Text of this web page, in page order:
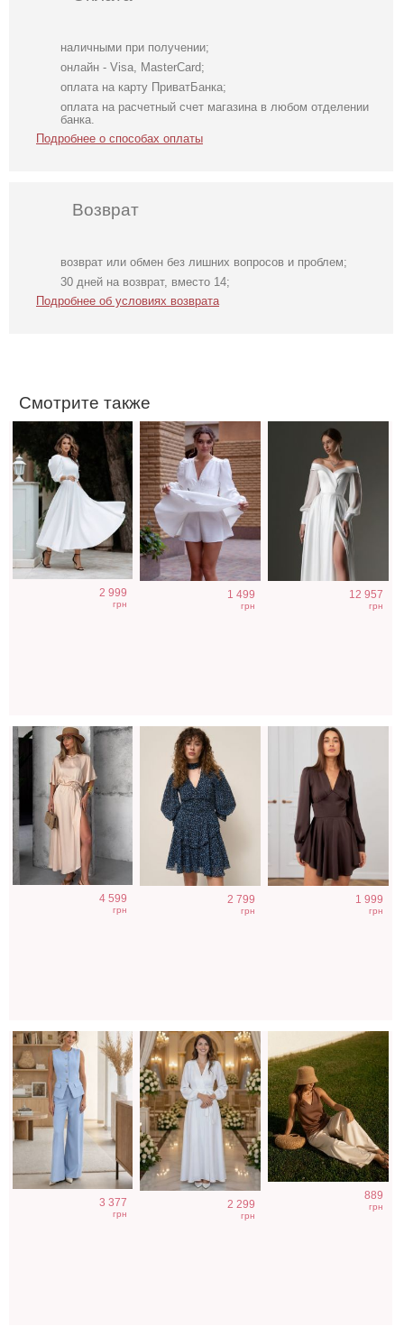
наличными при получении;
онлайн - Visa, MasterCard;
оплата на карту ПриватБанка;
оплата на расчетный счет магазина в любом отделении
банка.
Подробнее о способах оплаты
Возврат
возврат или обмен без лишних вопросов и проблем;
30 дней на возврат, вместо 14;
Подробнее об условиях возврата
Смотрите также
Нарядное
элегантное
молочное платье
2 999
грн
Коктейльное
короткое платье-
шорты белого
1 499
грн
12 957
грн
Трендовое
шелковое платье
в бежевом цвете
4 599
грн
Легкое
шифоновое
короткое платье
2 799
грн
Коктейльное
короткое платье-
1 999
грн
Нарядный
голубой костюм
3 377
грн
Длинное белое
вечернее платье
на запах для
2 299
грн
Коричневая
классическая
шелковая майка
889
грн